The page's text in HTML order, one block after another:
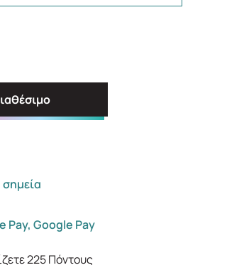
Pay, Google Pay
225Πόντους